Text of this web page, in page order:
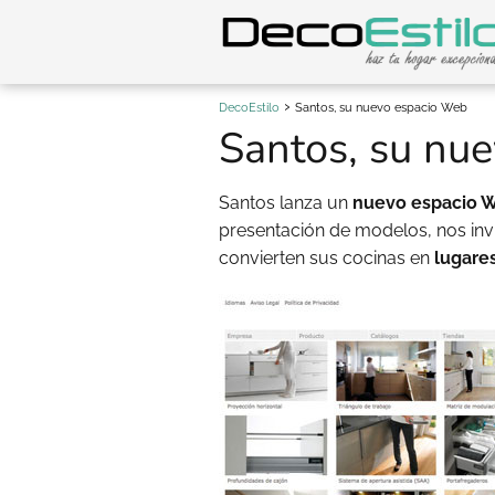
DecoEstilo Santos, su nuevo espacio Web
Santos, su
Santos lanza un nuevo espacio
presentación de modelos, nos
convierten sus cocinas en